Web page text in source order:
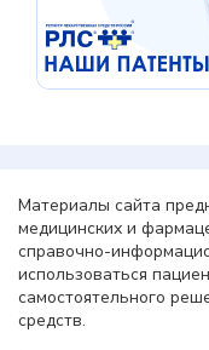
Материалы сайта
медицинских и
справочно-
использоваться
самостоятельного
средств.